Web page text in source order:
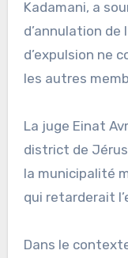
Kadamani, a
d’annulation de
d’expulsion ne
les autres
La juge Einat
district de
la municipalité
qui retarderait
Dans le